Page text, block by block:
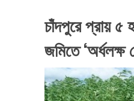
চাঁদপুরে প্রায় ৫
জমিতে ‘অর্ধলক্ষ